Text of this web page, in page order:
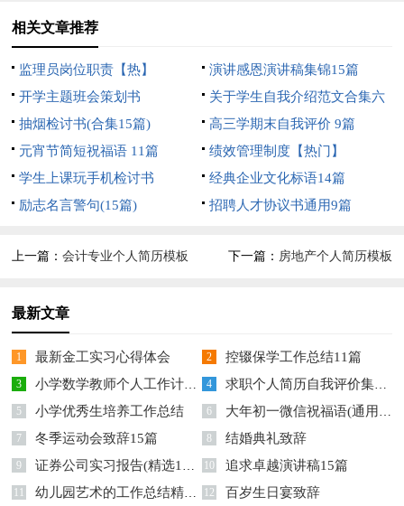
相关文章推荐
监理员岗位职责【热】
演讲感恩演讲稿集锦15篇
开学主题班会策划书
关于学生自我介绍范文合集六
篇
抽烟检讨书(合集15篇)
高三学期末自我评价 9篇
元宵节简短祝福语 11篇
绩效管理制度【热门】
学生上课玩手机检讨书
经典企业文化标语14篇
励志名言警句(15篇)
招聘人才协议书通用9篇
上一篇：会计专业个人简历模板 下一篇： 房地产个人简历模板
最新文章
1 最新金工实习心得体会 2 控辍保学工作总结11篇
3 小学数学教师个人工作计划15篇 4 求职个人简历自我评价集锦15篇
5 小学优秀生培养工作总结 6 大年初一微信祝福语(通用14篇)
7 冬季运动会致辞15篇 8 结婚典礼致辞
9 证券公司实习报告(精选15篇) 10 追求卓越演讲稿15篇
11 幼儿园艺术的工作总结精选15篇 12 百岁生日宴致辞